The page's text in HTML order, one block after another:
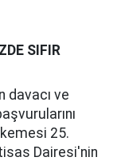
SIFIR
davacı ve
25.
Dairesi'nin